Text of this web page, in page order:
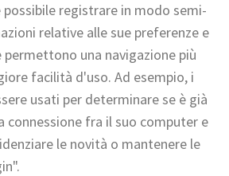
registrare in modo semi-
relative alle sue preferenze e
una navigazione più
facilità d'uso. Ad esempio, i
usati per determinare se è già
fra il suo computer e
le novità o mantenere le